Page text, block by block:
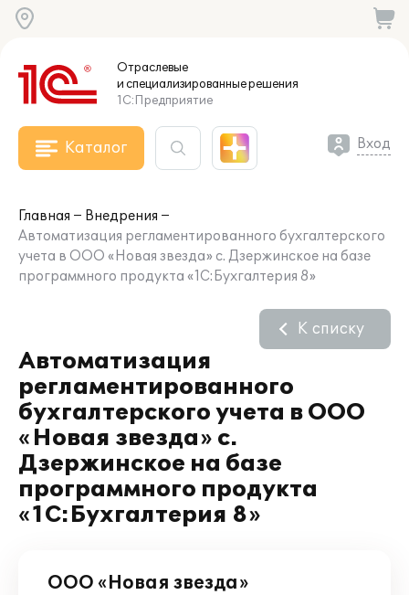
Отраслевые
и специализированныерешения
1С:Предприятие
Каталог Вход
Главная
Внедрения
Автоматизация регламентированного бухгалтерского
учета в ООО «Новая звезда» с. Дзержинское на базе
программного продукта «1С:Бухгалтерия 8»
Автоматизация
регламентированного
бухгалтерского учета в ООО
«Новая звезда» с.
Дзержинское на базе
программного продукта
«1С:Бухгалтерия 8»
К списку
ООО «Новая звезда»